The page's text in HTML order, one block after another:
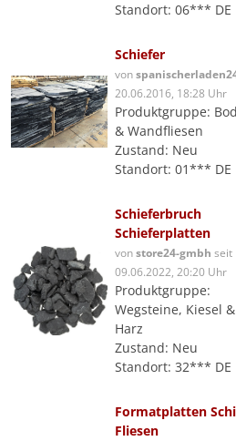
Standort: 06*** DE
Schiefer
von
20.06.2016, 18:28 Uhr
Produktgruppe:
& Wandfliesen
Zustand: Neu
Standort: 01*** DE
Schieferbruch
Schieferplatten
vonstore24-gmbh seit
09.06.2022, 20:20 Uhr
Produktgruppe:
Wegsteine, Kiesel &
Harz
Zustand: Neu
Standort: 32*** DE
Formatplatten
Fliesen